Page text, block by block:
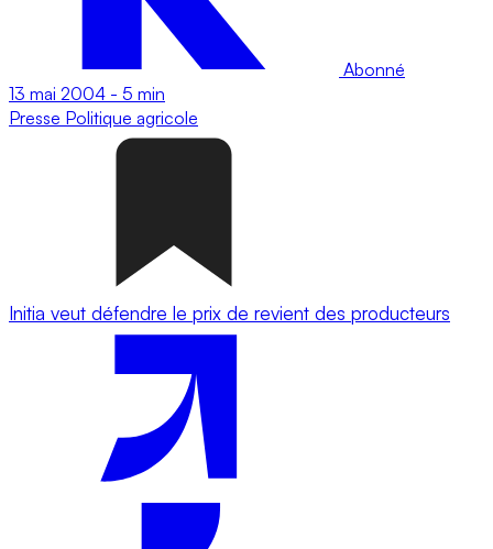
Abonné
13 mai 2004 - 5 min
Presse Politique agricole
Initia veut défendre le prix de revient des producteurs